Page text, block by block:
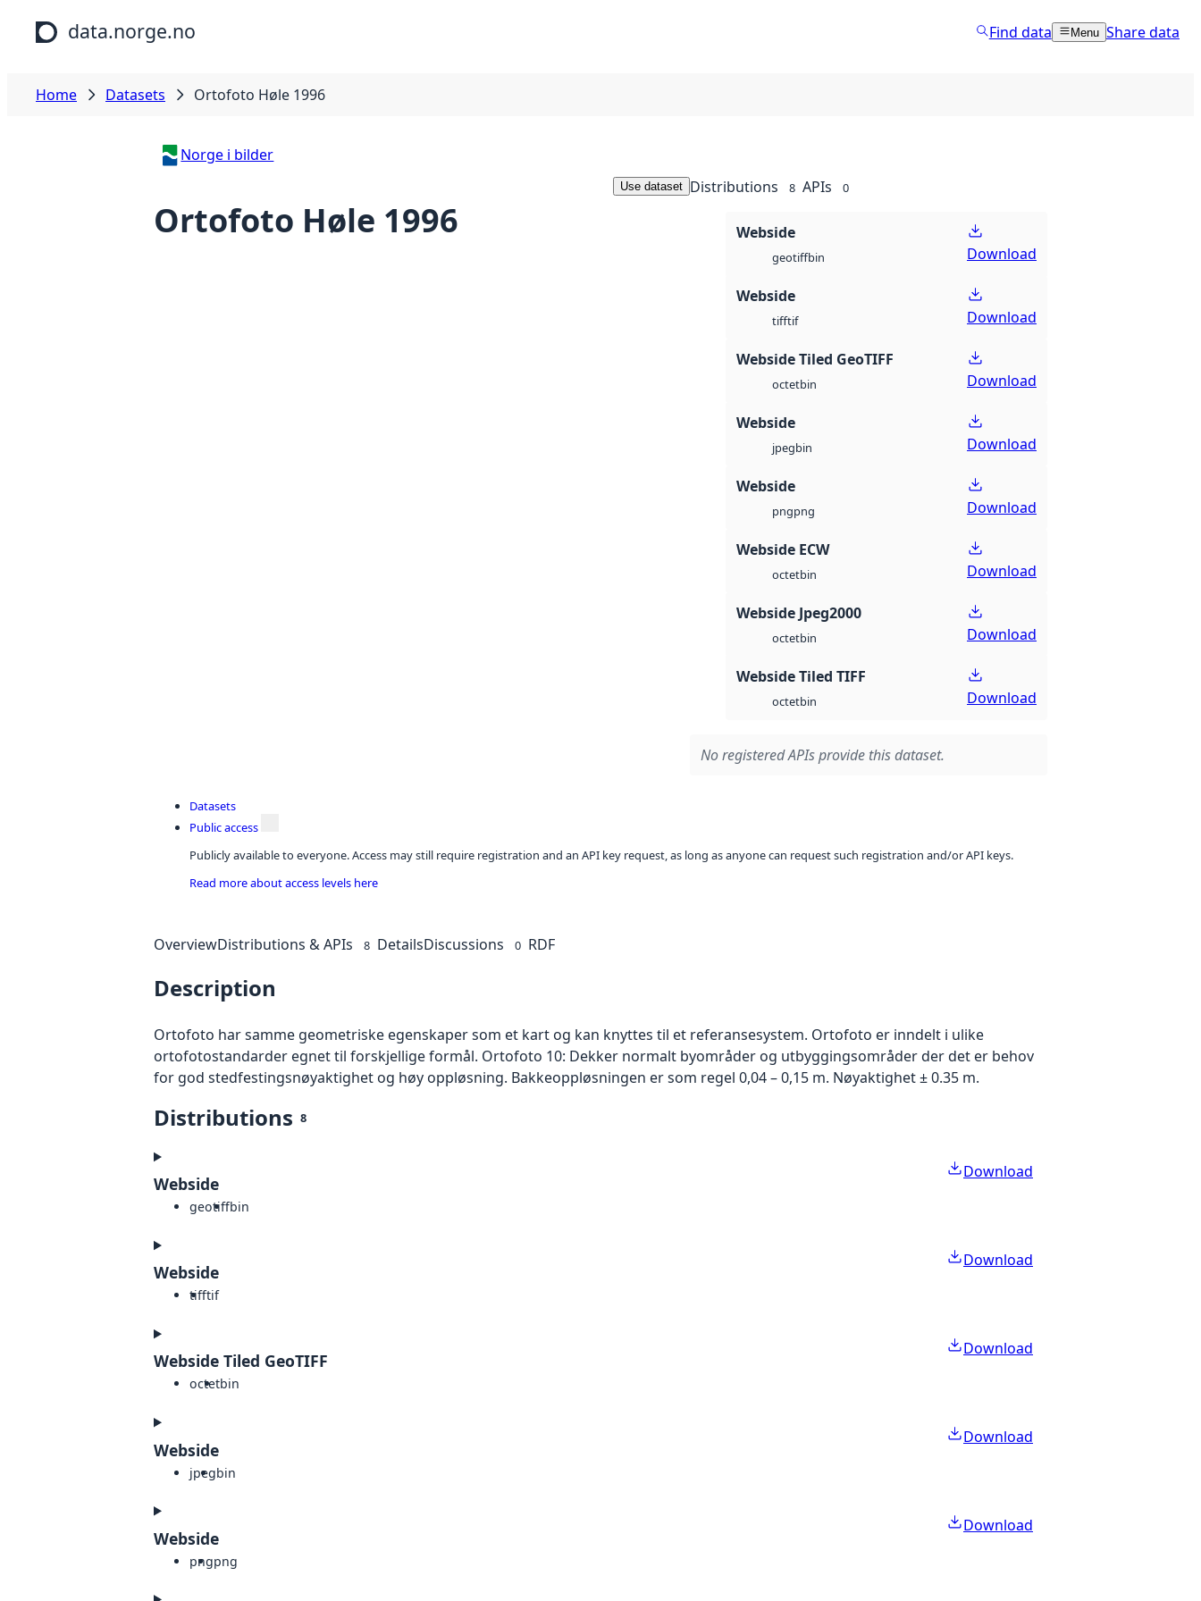
Skip to main content
data.norge.no Find data Menu Share data
Home Datasets Ortofoto Høle 1996
Norge i bilder
Ortofoto Høle 1996
Use dataset Distributions 8 APIs 0
Webside
geotiffbin Download
Webside
tifftif Download
Webside Tiled GeoTIFF
octetbin Download
Webside
jpegbin Download
Webside
pngpng Download
Webside ECW
octetbin Download
Webside Jpeg2000
octetbin Download
Webside Tiled TIFF
octetbin Download
No registered APIs provide this dataset.
Datasets
Public access
Publicly available to everyone. Access may still require registration and an API key request, as long as anyone can request such registration and/or API keys.
Read more about access levels here
OverviewDistributions & APIs 8 DetailsDiscussions 0 RDF
Description
Ortofoto har samme geometriske egenskaper som et kart og kan knyttes til et referansesystem. Ortofoto er inndelt i ulike
ortofotostandarder egnet til forskjellige formål. Ortofoto 10: Dekker normalt byområder og utbyggingsområder der det er behov
for god stedfestingsnøyaktighet og høy oppløsning. Bakkeoppløsningen er som regel 0,04 – 0,15 m. Nøyaktighet ± 0.35 m.
Distributions 8
Webside
geotiffbin
Download
Webside
tifftif
Download
Webside Tiled GeoTIFF
octetbin
Download
Webside
jpegbin
Download
Webside
pngpng
Download